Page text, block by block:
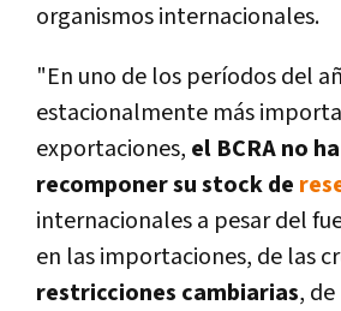
organismos internacionales.
"En uno de los períodos del
estacionalmente más
exportaciones, el BCRA no
recomponer su stock de
internacionales a pesar del
en las importaciones, de las
restricciones cambiarias,